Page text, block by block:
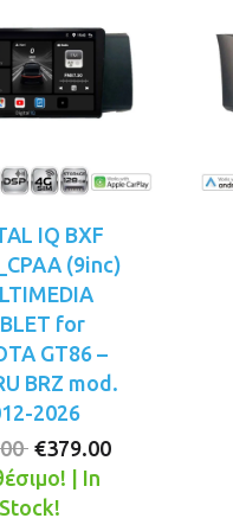
IQ BXF
(9inc)
for
GT86 –
BRZ mod.
2026
Original
price
was:
€379.00
| In